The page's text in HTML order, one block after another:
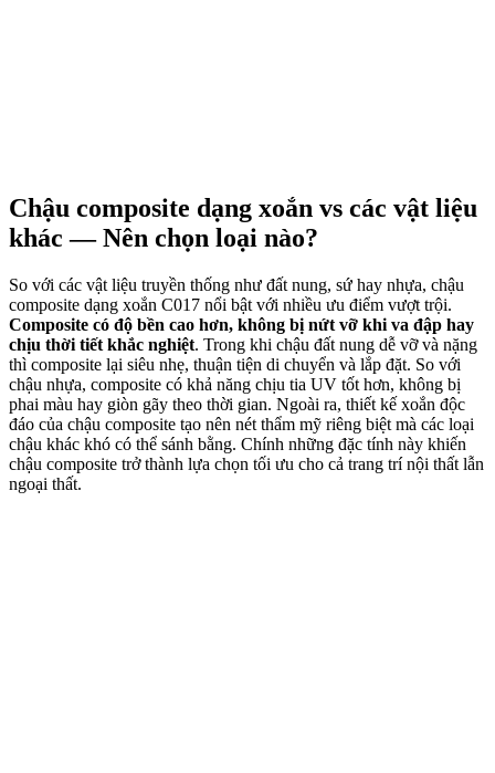
Chậu composite dạng xoắn vs các vật liệu
khác — Nên chọn loại nào?
So với các vật liệu truyền thống như đất nung, sứ hay nhựa, chậu
composite dạng xoắn C017 nổi bật với nhiều ưu điểm vượt trội.
Composite có độ bền cao hơn, không bị nứt vỡ khi va đập hay
chịu thời tiết khắc nghiệt. Trong khi chậu đất nung dễ vỡ và nặng
thì composite lại siêu nhẹ, thuận tiện di chuyển và lắp đặt. So với
chậu nhựa, composite có khả năng chịu tia UV tốt hơn, không bị
phai màu hay giòn gãy theo thời gian. Ngoài ra, thiết kế xoắn độc
đáo của chậu composite tạo nên nét thẩm mỹ riêng biệt mà các loại
chậu khác khó có thể sánh bằng. Chính những đặc tính này khiến
chậu composite trở thành lựa chọn tối ưu cho cả trang trí nội thất lẫn
ngoại thất.